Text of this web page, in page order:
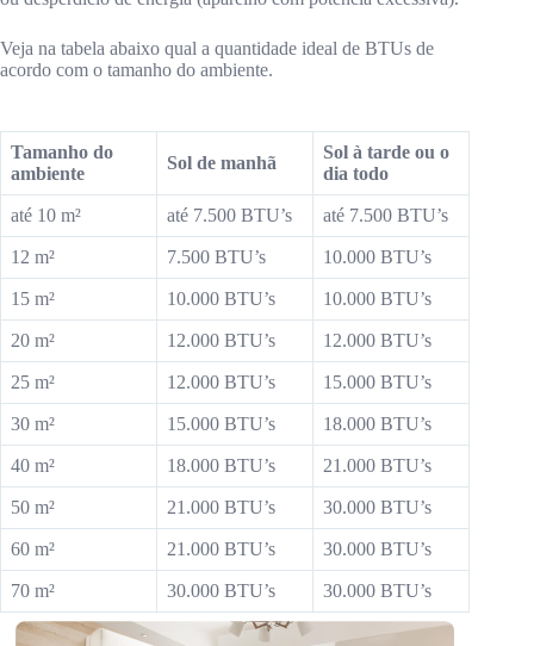
Veja na tabela abaixo qual a quantidade ideal de BTUs de
acordo com o tamanho do ambiente.
Tamanho do
ambiente
Sol de manhã
Sol à tarde ou o
dia todo
até 10 m² até 7.500 BTU’s até 7.500 BTU’s
12 m² 7.500 BTU’s 10.000 BTU’s
15 m² 10.000 BTU’s 10.000 BTU’s
20 m² 12.000 BTU’s 12.000 BTU’s
25 m² 12.000 BTU’s 15.000 BTU’s
30 m² 15.000 BTU’s 18.000 BTU’s
40 m² 18.000 BTU’s 21.000 BTU’s
50 m² 21.000 BTU’s 30.000 BTU’s
60 m² 21.000 BTU’s 30.000 BTU’s
70 m² 30.000 BTU’s 30.000 BTU’s